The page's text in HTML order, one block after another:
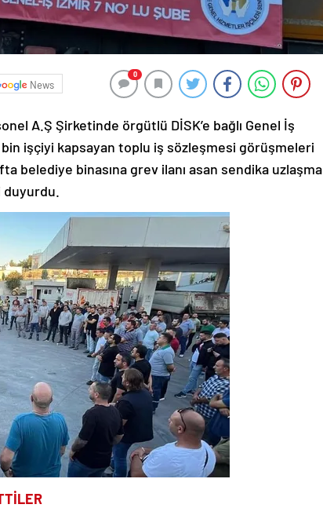
News
0
A.Ş Şirketinde örgütlü DİSK’e bağlı Genel İş
bin işçiyi kapsayan toplu iş sözleşmesi görüşmeleri
belediye binasına grev ilanı asan sendika uzlaşma
duyurdu.